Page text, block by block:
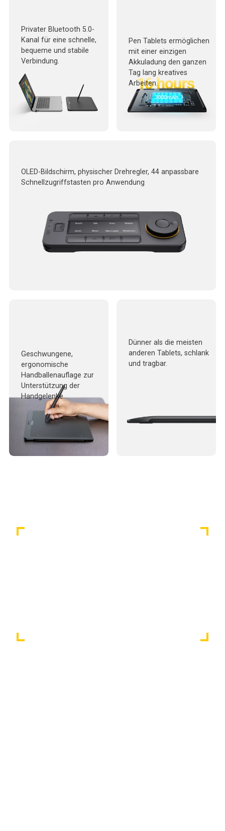
Privater Bluetooth 5.0-
Kanal für eine schnelle,
bequeme und stabile
Verbindung.
Pen Tablets ermöglichen
mit einer einzigen
Akkuladung den ganzen
Tag lang kreatives
Arbeiten.
OLED-Bildschirm, physischer Drehregler, 44 anpassbare
Schnellzugriffstasten pro Anwendung
Geschwungene,
ergonomische
Handballenauflage zur
Unterstützung der
Handgelenke.
Dünner als die meisten
anderen Tablets, schlank
und tragbar.